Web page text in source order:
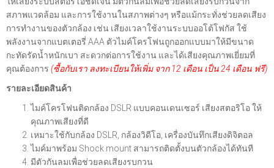
สภาพแวดล้อม และการใช้งานในสภาพต่างๆ หรือแม้กระทั่งช่วยลดเสียง
การทำงานของตัวกล้อง เช่น เสียงเวลาใช้งานระบบออโต้โฟกัส ใช้
พลังงานจากแบตเตอรี่ AAA ตัวไมค์โครโฟนถูกออกแบบมาให้มีขนาด
กะทัดรัดน้ำหนักเบา สะดวกต่อการใช้งาน และได้เสียงคุณภาพเยี่ยมที่
คุณต้องการ (ซื้อกับเรา ลงทะเบียนให้เพิ่ม จาก 12 เดือน เป็น 24 เดือน ฟรี)
รายละเอียดสินค้า
ไมค์โครโฟนติดกล้อง DSLR แบบคอนเดนเซอร์ เสียงสตอริโอ ให้
คุณภาพเสียงที่ดี
เหมาะใช้กับกล้อง DSLR, กล้องวิดีโอ, เครื่องบันทึกเสียงดิจิตอล
ไมค์มาพร้อม Shock mount สามารถติดตั้งบนตัวกล้องได้ทันที
มีตัวกันลมเพื่อช่วยลดเสียงรบกวน